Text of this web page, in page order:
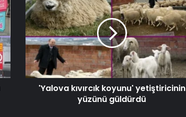
'Yalova kıvırcık koyunu' yetiştiricinin
yüzünü güldürdü